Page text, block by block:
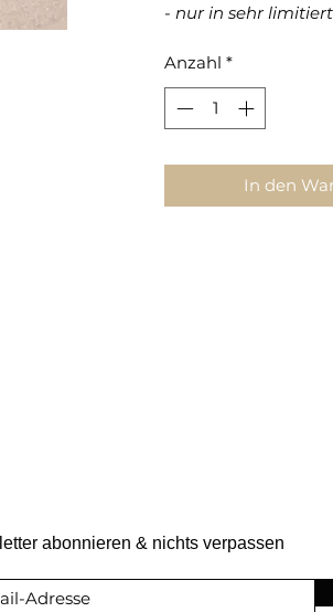
- nur in sehr
Anzahl *
In den
abonnieren & nichts verpassen